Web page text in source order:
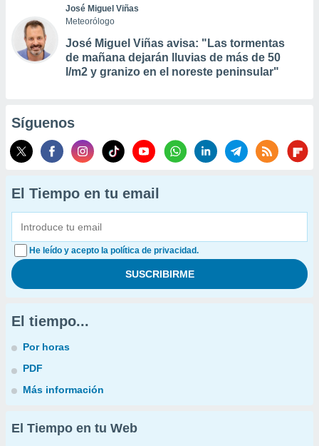
José Miguel Viñas
Meteorólogo
José Miguel Viñas avisa: "Las tormentas
de mañana dejarán lluvias de más de 50
l/m2 y granizo en el noreste peninsular"
Síguenos
El Tiempo en tu email
He leído y acepto la política de privacidad.
El tiempo...
Por horas
PDF
Más información
El Tiempo en tu Web